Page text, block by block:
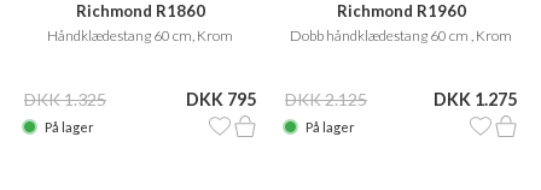
Richmond R1860
Håndklædestang 60 cm, Krom
DKK 1.325 DKK 795
På lager
Richmond R1960
Dobb håndklædestang 60 cm , Krom
DKK 2.125 DKK 1.275
På lager